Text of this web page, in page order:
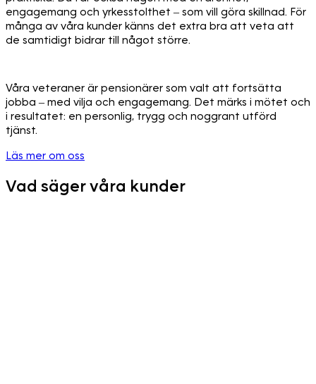
engagemang och yrkesstolthet – som vill göra skillnad. För
många av våra kunder känns det extra bra att veta att
de samtidigt bidrar till något större.
Våra veteraner är pensionärer som valt att fortsätta
jobba – med vilja och engagemang. Det märks i mötet och
i resultatet: en personlig, trygg och noggrant utförd
tjänst.
Läs mer om oss
Vad säger våra kunder